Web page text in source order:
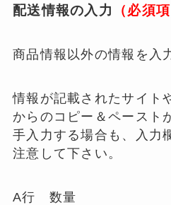
配送情報の入力 （必須項
商品情報以外の情報を入
情報が記載されたサイト
からのコピー＆ペースト
手入力する場合も、入力
注意して下さい。
A行 数量